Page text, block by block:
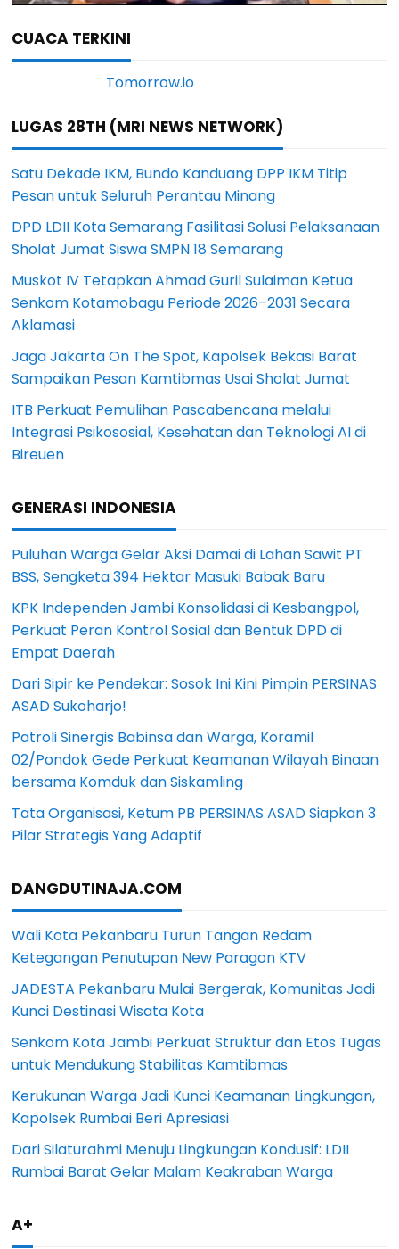
CUACA TERKINI
LUGAS 28TH (MRI NEWS NETWORK)
Satu Dekade IKM, Bundo Kanduang DPP IKM Titip
Pesan untuk Seluruh Perantau Minang
DPD LDII Kota Semarang Fasilitasi Solusi Pelaksanaan
Sholat Jumat Siswa SMPN 18 Semarang
Muskot IV Tetapkan Ahmad Guril Sulaiman Ketua
Senkom Kotamobagu Periode 2026–2031 Secara
Aklamasi
Jaga Jakarta On The Spot, Kapolsek Bekasi Barat
Sampaikan Pesan Kamtibmas Usai Sholat Jumat
ITB Perkuat Pemulihan Pascabencana melalui
Integrasi Psikososial, Kesehatan dan Teknologi AI di
Bireuen
GENERASI INDONESIA
Puluhan Warga Gelar Aksi Damai di Lahan Sawit PT
BSS, Sengketa 394 Hektar Masuki Babak Baru
KPK Independen Jambi Konsolidasi di Kesbangpol,
Perkuat Peran Kontrol Sosial dan Bentuk DPD di
Empat Daerah
Dari Sipir ke Pendekar: Sosok Ini Kini Pimpin PERSINAS
ASAD Sukoharjo!
Patroli Sinergis Babinsa dan Warga, Koramil
02/Pondok Gede Perkuat Keamanan Wilayah Binaan
bersama Komduk dan Siskamling
Tata Organisasi, Ketum PB PERSINAS ASAD Siapkan 3
Pilar Strategis Yang Adaptif
DANGDUTINAJA.COM
Wali Kota Pekanbaru Turun Tangan Redam
Ketegangan Penutupan New Paragon KTV
JADESTA Pekanbaru Mulai Bergerak, Komunitas Jadi
Kunci Destinasi Wisata Kota
Senkom Kota Jambi Perkuat Struktur dan Etos Tugas
untuk Mendukung Stabilitas Kamtibmas
Kerukunan Warga Jadi Kunci Keamanan Lingkungan,
Kapolsek Rumbai Beri Apresiasi
Dari Silaturahmi Menuju Lingkungan Kondusif: LDII
Rumbai Barat Gelar Malam Keakraban Warga
A+